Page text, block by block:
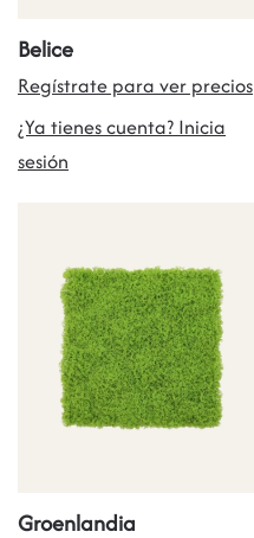
Belice
Regístrate para ver precios
¿Ya tienes cuenta? Inicia
sesión
Groenlandia